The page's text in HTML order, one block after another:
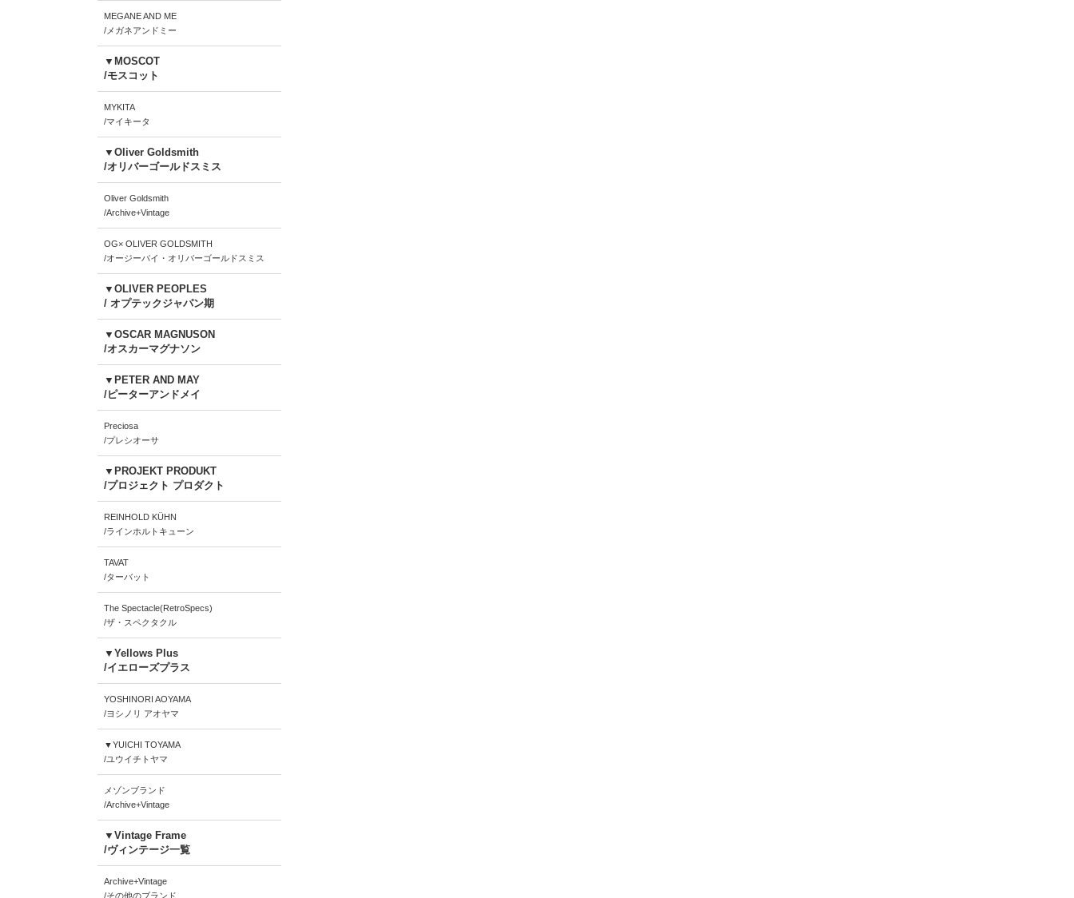
MEGANE AND ME
/メガネアンドミー
▼MOSCOT
/モスコット
MYKITA
/マイキータ
▼Oliver Goldsmith
/オリバーゴールドスミス
Oliver Goldsmith
/Archive+Vintage
OG× OLIVER GOLDSMITH
/オージーバイ・オリバーゴールドスミス
▼OLIVER PEOPLES
/ オプテックジャパン期
▼OSCAR MAGNUSON
/オスカーマグナソン
▼PETER AND MAY
/ピーターアンドメイ
Preciosa
/プレシオーサ
▼PROJEKT PRODUKT
/プロジェクト プロダクト
REINHOLD KÜHN
/ラインホルトキューン
TAVAT
/ターバット
The Spectacle(RetroSpecs)
/ザ・スペクタクル
▼Yellows Plus
/イエローズプラス
YOSHINORI AOYAMA
/ヨシノリ アオヤマ
▼YUICHI TOYAMA
/ユウイチトヤマ
メゾンブランド
/Archive+Vintage
▼Vintage Frame
/ヴィンテージ一覧
Archive+Vintage
/その他のブランド